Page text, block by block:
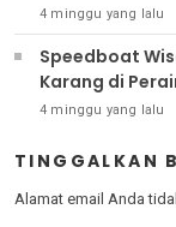
4 minggu yang lalu
Speedboat
Karang di
4 minggu yang lalu
TINGGALKAN
Alamat email Anda